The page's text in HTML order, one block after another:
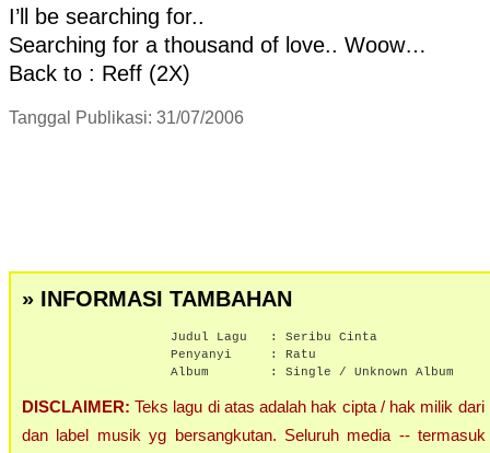
I’ll be searching for..
Searching for a thousand of love.. Woow…
Back to : Reff (2X)
Tanggal Publikasi: 31/07/2006
» INFORMASI TAMBAHAN
Judul Lagu : Seribu Cinta
Penyanyi : Ratu
Album : Single / Unknown Album
DISCLAIMER: Teks lagu di atas adalah hak cipta / hak milik dari
dan label musik yg bersangkutan. Seluruh media -- termasuk